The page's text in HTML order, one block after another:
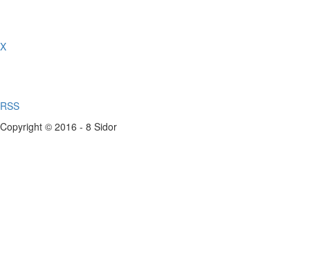
X
RSS
Copyright © 2016 - 8 Sidor